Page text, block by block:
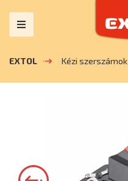
EXTOL Kézi szerszámok